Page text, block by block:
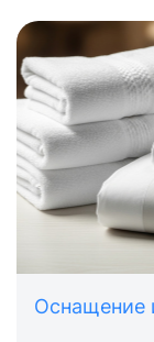
Оснащение